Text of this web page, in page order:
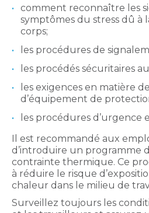
comment reconnaître les
symptômes du stress dû à
corps;
les procédures de
les procédés sécuritaires
les exigences en matière
d’équipement de
les procédures d’urgence
Il est recommandé aux
d’introduire un programme
contrainte thermique. Ce
à réduire le risque
chaleur dans le milieu de
Surveillez toujours les